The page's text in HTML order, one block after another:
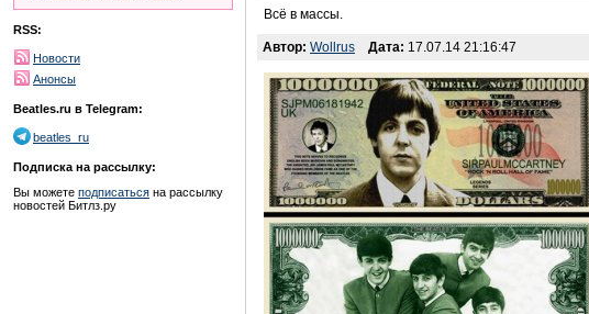
RSS:
Новости
Анонсы
Beatles.ru в Telegram:
beatles_ru
Подписка на рассылку:
Вы можете подписаться на рассылку
новостей Битлз.ру
Всё в массы.
Автор: Wollrus Дата: 17.07.14 21:16:47